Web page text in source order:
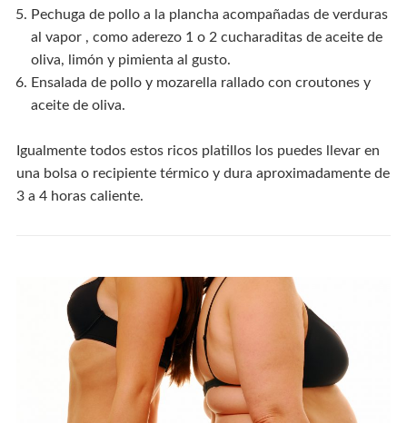
Pechuga de pollo a la plancha acompañadas de verduras
al vapor , como aderezo 1 o 2 cucharaditas de aceite de
oliva, limón y pimienta al gusto.
Ensalada de pollo y mozarella rallado con croutones y
aceite de oliva.
Igualmente todos estos ricos platillos los puedes llevar en
una bolsa o recipiente térmico y dura aproximadamente de
3 a 4 horas caliente.